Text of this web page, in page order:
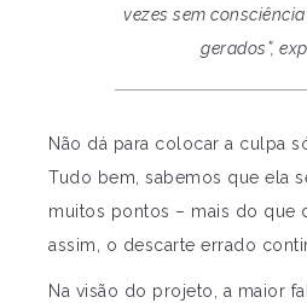
vezes sem
gerados”,
Não dá para colocar a culpa
Tudo bem, sabemos que ela
muitos pontos – mais do que
assim, o descarte errado
Na visão do projeto, a maior